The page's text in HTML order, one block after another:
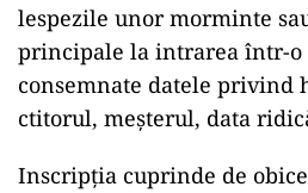
lespezile unor morminte
principale la intrarea într-o
consemnate datele privind
ctitorul, meșterul, data
Inscripția cuprinde de